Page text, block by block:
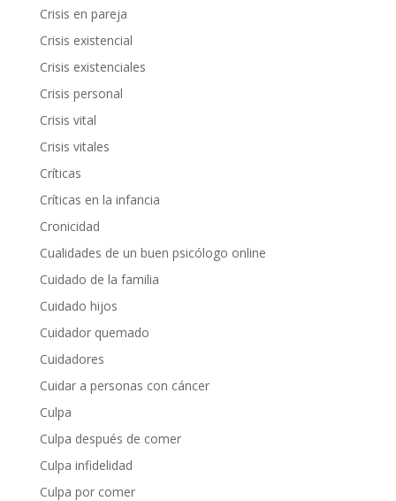
Crisis en pareja
Crisis existencial
Crisis existenciales
Crisis personal
Crisis vital
Crisis vitales
Críticas
Críticas en la infancia
Cronicidad
Cualidades de un buen psicólogo online
Cuidado de la familia
Cuidado hijos
Cuidador quemado
Cuidadores
Cuidar a personas con cáncer
Culpa
Culpa después de comer
Culpa infidelidad
Culpa por comer